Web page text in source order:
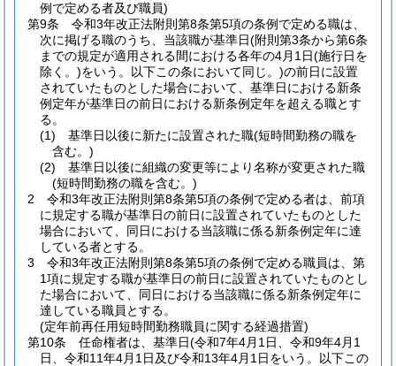
例で定める者及び職員)
第9条
令和3年改正法附則第8条第5項の条例で定める職は、
次に掲げる職のうち、当該職が基準日(附則第3条から第6条
までの規定が適用される間における各年の4月1日(施行日を
除く。)をいう。以下この条において同じ。)の前日に設置
されていたものとした場合において、基準日における新条
例定年が基準日の前日における新条例定年を超える職とす
る。
(1)
基準日以後に新たに設置された職(短時間勤務の職を
含む。)
(2)
基準日以後に組織の変更等により名称が変更された職
(短時間勤務の職を含む。)
2
令和3年改正法附則第8条第5項の条例で定める者は、前項
に規定する職が基準日の前日に設置されていたものとした
場合において、同日における当該職に係る新条例定年に達
している者とする。
3
令和3年改正法附則第8条第5項の条例で定める職員は、第
1項に規定する職が基準日の前日に設置されていたものとし
た場合において、同日における当該職に係る新条例定年に
達している職員とする。
(定年前再任用短時間勤務職員に関する経過措置)
第10条
任命権者は、基準日(令和7年4月1日、令和9年4月1
日、令和11年4月1日及び令和13年4月1日をいう。以下この